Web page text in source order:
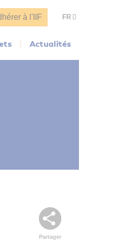
à l'IIF FR
Actualités
Partager